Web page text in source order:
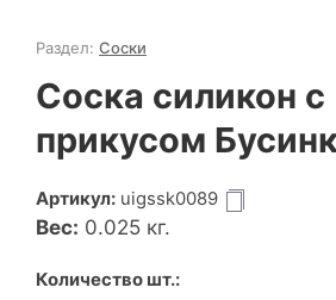
Раздел: Соски
Соска силикон с
прикусом
Артикул: uigssk0089
Вес: 0.025 кг.
Количество шт.: